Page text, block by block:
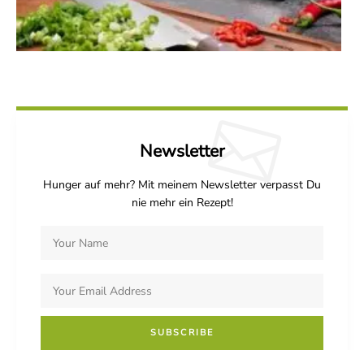
Newsletter
Hunger auf mehr? Mit meinem Newsletter verpasst Du
nie mehr ein Rezept!